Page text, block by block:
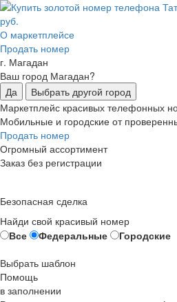
О маркетплейсе
Продать номер
г. Магадан
Ваш город Магадан?
Да
Выбрать другой город
Маркетплейс красивых телефонных
Мобильные и городские от
Продать номер
Огромный ассортимент
Заказ без регистрации
Безопасная сделка
Найди свой красивый номер
Все
Федеральные
Городские
Выбрать шаблон
Помощь
в заполнении